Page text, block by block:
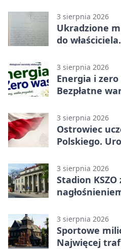
3 sierpnia 2026
Ukradzione
do
3 sierpnia 2026
Energia i
Bezpłatne
3 sierpnia 2026
Ostrowiec
Polskiego.
3 sierpnia 2026
Stadion
3 sierpnia 2026
Sportowe
Najwięcej